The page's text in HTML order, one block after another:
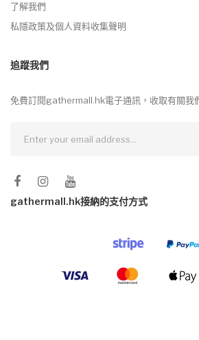
了解我們
私隱政策及個人資料收集聲明
追蹤我們
免費訂閱gathermall.hk電子通訊，收取有關我
gathermall.hk接納的支付方式